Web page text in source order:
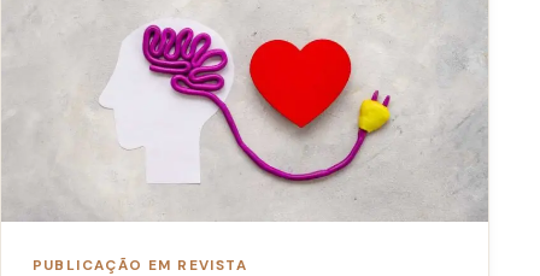
PUBLICAÇÃO EM REVISTA